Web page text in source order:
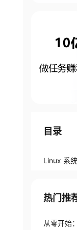
目录
Linux 系
热门推
从零开始